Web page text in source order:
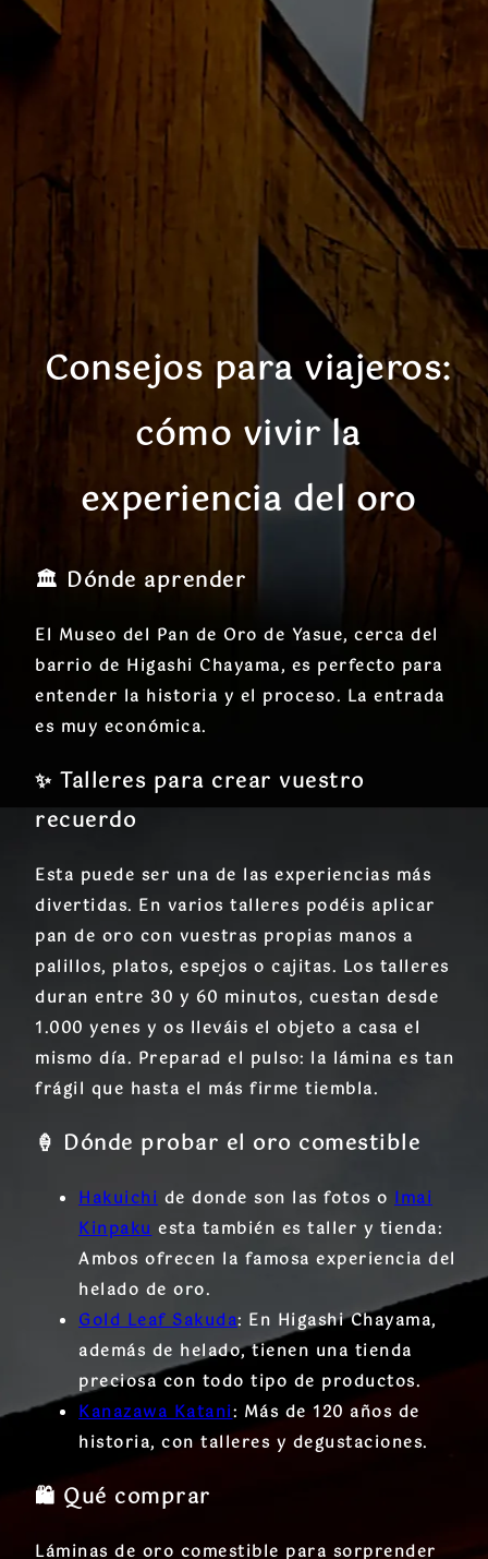
Consejos para viajeros:
cómo vivir la
experiencia del oro
🏛️ Dónde aprender
El Museo del Pan de Oro de Yasue, cerca del
barrio de Higashi Chayama, es perfecto para
entender la historia y el proceso. La entrada
es muy económica.
✨ Talleres para crear vuestro
recuerdo
Esta puede ser una de las experiencias más
divertidas. En varios talleres podéis aplicar
pan de oro con vuestras propias manos a
palillos, platos, espejos o cajitas. Los talleres
duran entre 30 y 60 minutos, cuestan desde
1.000 yenes y os lleváis el objeto a casa el
mismo día. Preparad el pulso: la lámina es tan
frágil que hasta el más firme tiembla.
🍦 Dónde probar el oro comestible
Hakuichi de donde son las fotos o Imai
Kinpakuesta también es taller y tienda:
Ambos ofrecen la famosa experiencia del
helado de oro.
Gold Leaf Sakuda: En Higashi Chayama,
además de helado, tienen una tienda
preciosa con todo tipo de productos.
Kanazawa Katani: Más de 120 años de
historia, con talleres y degustaciones.
🛍️ Qué comprar
Láminas de oro comestible para sorprender